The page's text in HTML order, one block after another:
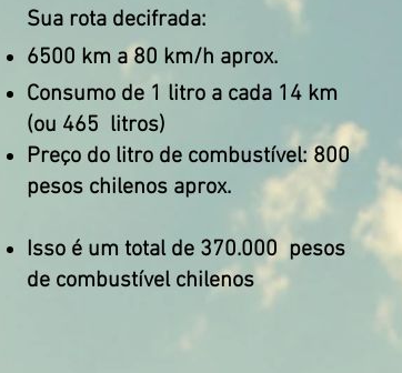
Sua rota decifrada:
6500 km a 80 km/h aprox.
Consumo de 1 litro a cada 14 km
(ou 465 litros)
Preço do litro de combustível: 800
pesos chilenos aprox.
Isso é um total de 370.000 pesos
de combustível chilenos